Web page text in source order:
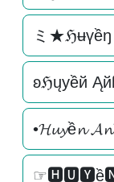
ミ
ʚℌųуềй
•𝓗𝓾𝔂ề𝓷